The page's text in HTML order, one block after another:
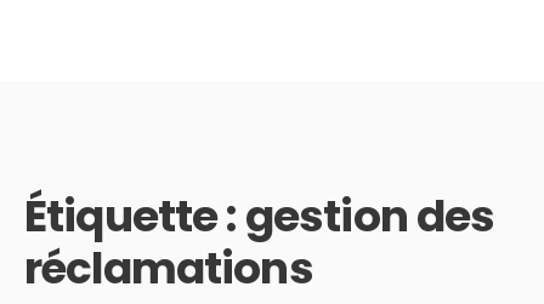
Étiquette :gestion des
réclamations